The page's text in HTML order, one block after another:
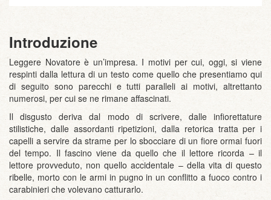
Introduzione
Leggere Novatore è un’impresa. I motivi per cui, oggi, si viene
respinti dalla lettura di un testo come quello che presentiamo qui
di seguito sono parecchi e tutti paralleli ai motivi, altrettanto
numerosi, per cui se ne rimane affascinati.
Il disgusto deriva dal modo di scrivere, dalle infiorettature
stilistiche, dalle assordanti ripetizioni, dalla retorica tratta per i
capelli a servire da strame per lo sbocciare di un fiore ormai fuori
del tempo. Il fascino viene da quello che il lettore ricorda – il
lettore provveduto, non quello accidentale – della vita di questo
ribelle, morto con le armi in pugno in un conflitto a fuoco contro i
carabinieri che volevano catturarlo.